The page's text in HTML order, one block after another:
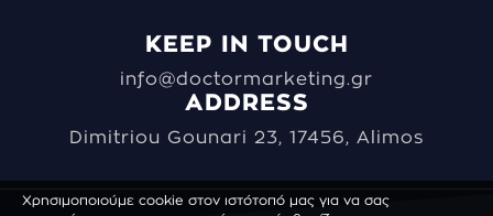
KEEP IN TOUCH
info@doctormarketing.gr
ADDRESS
Dimitriou Gounari 23, 17456, Alimos
Χρησιμοποιούμε cookie στον ιστότοπό μας για να σας